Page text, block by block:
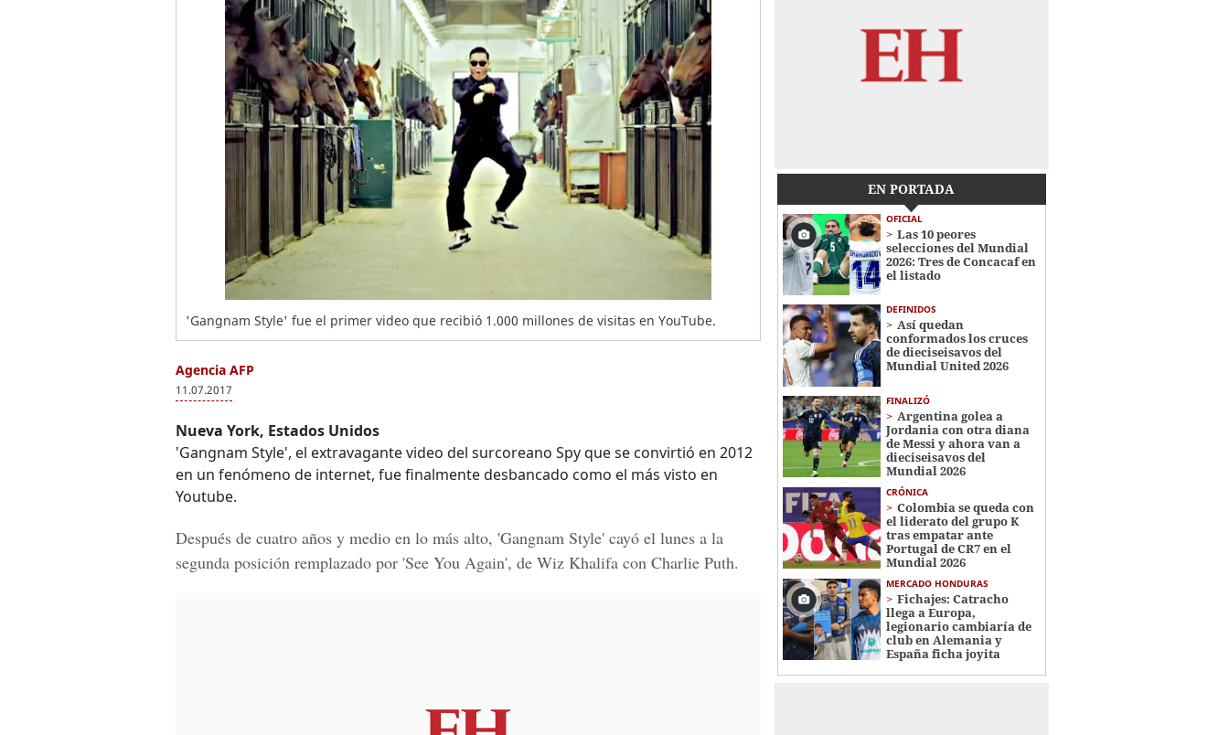
'Gangnam Style' fue el primer video que recibió 1.000 millones de visitas en YouTube.
Agencia AFP
11.07.2017
Nueva York, Estados Unidos
'Gangnam Style', el extravagante video del surcoreano Spy que se convirtió en 2012
en un fenómeno de internet, fue finalmente desbancado como el más visto en
Youtube.
Después de cuatro años y medio en lo más alto, 'Gangnam Style' cayó el lunes a la
segunda posición remplazado por 'See You Again', de Wiz Khalifa con Charlie Puth.
EN PORTADA
OFICIAL
Las 10 peores
selecciones del Mundial
2026: Tres de Concacaf en
el listado
DEFINIDOS
Así quedan
conformados los cruces
de dieciseisavos del
Mundial United 2026
FINALIZÓ
Argentina golea a
Jordania con otra diana
de Messi y ahora van a
dieciseisavos del
Mundial 2026
CRÓNICA
Colombia se queda con
el liderato del grupo K
tras empatar ante
Portugal de CR7 en el
Mundial 2026
MERCADO HONDURAS
Fichajes: Catracho
llega a Europa,
legionario cambiaría de
club en Alemania y
España ficha joyita